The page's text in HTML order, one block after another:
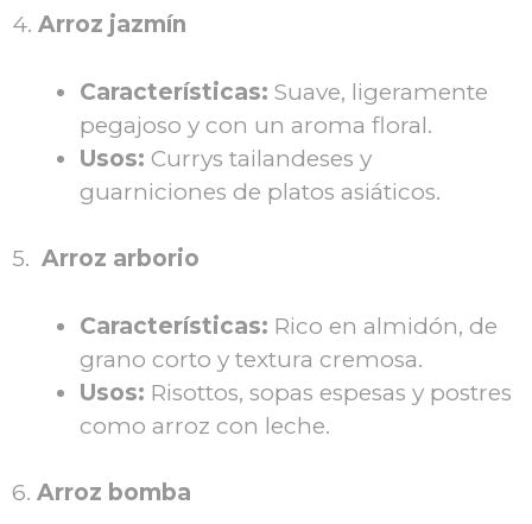
4. Arroz jazmín
Características: Suave, ligeramente
pegajoso y con un aroma floral.
Usos: Currys tailandeses y
guarniciones de platos asiáticos.
5. Arroz arborio
Características: Rico en almidón, de
grano corto y textura cremosa.
Usos: Risottos, sopas espesas y postres
como arroz con leche.
6. Arroz bomba